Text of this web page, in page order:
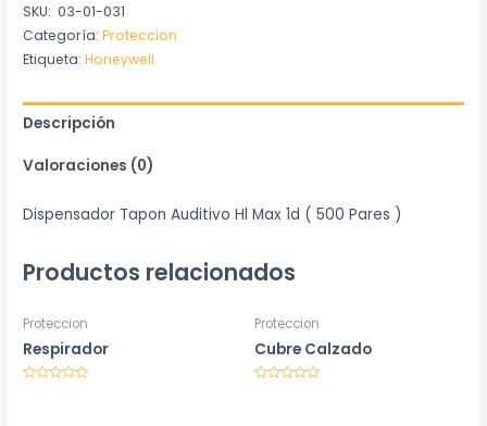
SKU: 03-01-031
Categoría:Proteccion
Etiqueta:Honeywell
Descripción
Valoraciones (0)
Dispensador Tapon Auditivo Hl Max 1d ( 500 Pares )
Productos relacionados
Proteccion
Respirador
Proteccion
Cubre Calzado